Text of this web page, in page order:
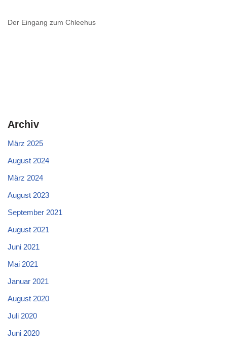
Der Eingang zum Chleehus
Archiv
März 2025
August 2024
März 2024
August 2023
September 2021
August 2021
Juni 2021
Mai 2021
Januar 2021
August 2020
Juli 2020
Juni 2020